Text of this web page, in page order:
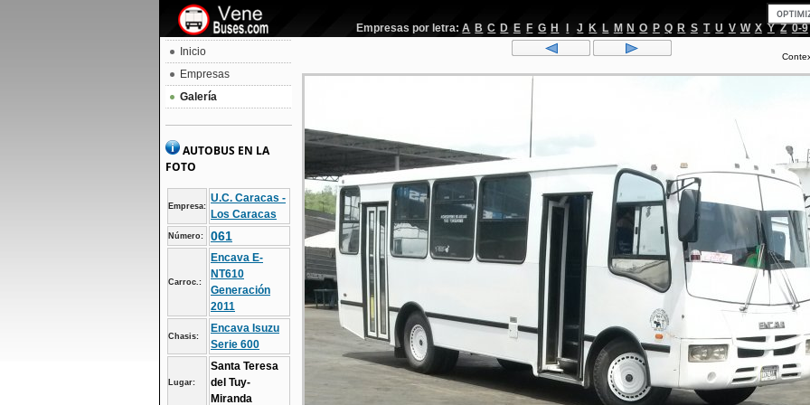
Empresas por letra: A B C D E F G H J K L M N O P Q R S T U V W X Y Z 0-9
Inicio
Empresas
Galería
AUTOBUS EN LA
FOTO
Empresa:
U.C. Caracas -
Los Caracas
Número: 061
Carroc.:
Encava E-
NT610
Generación
2011
Chasis:
Encava Isuzu
Serie 600
Lugar:
Santa Teresa
del Tuy-
Miranda